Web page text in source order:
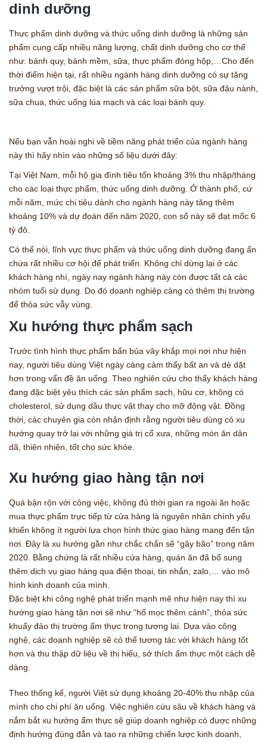
dinh dưỡng
Thực phẩm dinh dưỡng và thức uống dinh dưỡng là những sản
phẩm cung cấp nhiều năng lượng, chất dinh dưỡng cho cơ thể
như: bánh quy, bánh mềm, sữa, thực phẩm đóng hộp,…Cho đến
thời điểm hiện tại, rất nhiều ngành hàng dinh dưỡng có sự tăng
trưởng vượt trội, đặc biệt là các sản phẩm sữa bột, sữa đậu nành,
sữa chua, thức uống lúa mạch và các loại bánh quy.
Nếu bạn vẫn hoài nghi về tiềm năng phát triển của ngành hàng
này thì hãy nhìn vào những số liệu dưới đây:
Tại Việt Nam, mỗi hộ gia đình tiêu tốn khoảng 3% thu nhập/tháng
cho các loại thực phẩm, thức uống dinh dưỡng. Ở thành phố, cứ
mỗi năm, mức chi tiêu dành cho ngành hàng này tăng thêm
khoảng 10% và dự đoán đến năm 2020, con số này sẽ đạt mốc 6
tỷ đô.
Có thể nói, lĩnh vực thực phẩm và thức uống dinh dưỡng đang ẩn
chứa rất nhiều cơ hội để phát triển. Không chỉ dừng lại ở các
khách hàng nhí, ngày nay ngành hàng này còn được tất cả các
nhóm tuổi sử dụng. Do đó doanh nghiệp càng có thêm thị trường
để thỏa sức vẫy vùng.
Xu hướng thực phẩm sạch
Trước tình hình thực phẩm bẩn bủa vây khắp mọi nơi như hiện
nay, người tiêu dùng Việt ngày càng cảm thấy bất an và dè dặt
hơn trong vấn đề ăn uống. Theo nghiên cứu cho thấy khách hàng
đang đặc biệt yêu thích các sản phẩm sạch, hữu cơ, không có
cholesterol, sử dụng dầu thực vật thay cho mỡ động vật. Đồng
thời, các chuyên gia còn nhận định rằng người tiêu dùng có xu
hướng quay trở lại với những giá trị cổ xưa, những món ăn dân
dã, thiên nhiên, tốt cho sức khỏe.
Xu hướng giao hàng tận nơi
Quá bận rộn với công việc, không đủ thời gian ra ngoài ăn hoặc
mua thực phẩm trực tiếp từ cửa hàng là nguyên nhân chính yếu
khiến không ít người lựa chọn hình thức giao hàng mang đến tận
nơi. Đây là xu hướng gần như chắc chắn sẽ “gây bão” trong năm
2020. Bằng chứng là rất nhiều cửa hàng, quán ăn đã bổ sung
thêm dịch vụ giao hàng qua điện thoại, tin nhắn, zalo,… vào mô
hình kinh doanh của mình.
Đặc biệt khi công nghệ phát triển mạnh mẽ như hiện nay thì xu
hướng giao hàng tận nơi sẽ như “hổ mọc thêm cánh”, thỏa sức
khuấy đảo thị trường ẩm thực trong tương lai. Dựa vào công
nghệ, các doanh nghiệp sẽ có thể tương tác với khách hàng tốt
hơn và thu thập dữ liệu về thị hiếu, sở thích ẩm thực một cách dễ
dàng.
Theo thống kế, người Việt sử dụng khoảng 20-40% thu nhập của
mình cho chi phí ăn uống. Việc nghiên cứu sâu về khách hàng và
nắm bắt xu hướng ẩm thực sẽ giúp doanh nghiệp có được những
định hướng đúng đắn và tạo ra những chiến lược kinh doanh,